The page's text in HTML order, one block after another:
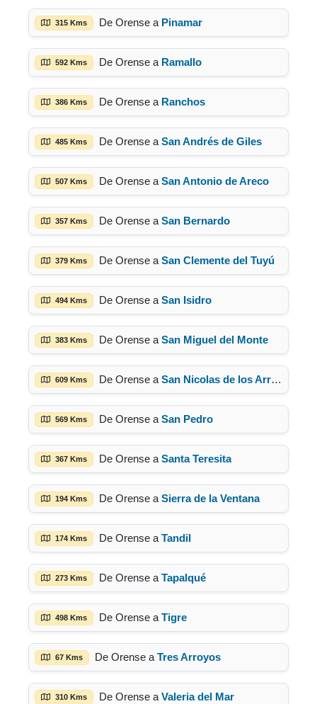
315 Kms De Orense a Pinamar
592 Kms De Orense a Ramallo
386 Kms De Orense a Ranchos
485 Kms De Orense a San Andrés de Giles
507 Kms De Orense a San Antonio de Areco
357 Kms De Orense a San Bernardo
379 Kms De Orense a San Clemente del Tuyú
494 Kms De Orense a San Isidro
383 Kms De Orense a San Miguel del Monte
609 Kms De Orense a San Nicolas de los Arroyos
569 Kms De Orense a San Pedro
367 Kms De Orense a Santa Teresita
194 Kms De Orense a Sierra de la Ventana
174 Kms De Orense a Tandil
273 Kms De Orense a Tapalqué
498 Kms De Orense a Tigre
67 Kms De Orense a Tres Arroyos
310 Kms De Orense a Valeria del Mar